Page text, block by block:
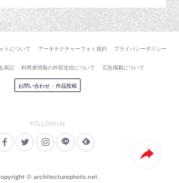
トについて アーキテクチャーフォト規約 プライバシーポリシー
表記 利用者情報の外部送信について 広告掲載について
お問い合わせ / 作品投稿
© architecturephoto.net.